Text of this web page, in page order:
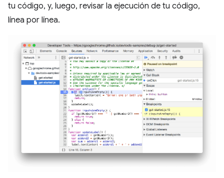
tu código, y, luego, revisar la ejecución de tu código,
línea por línea.